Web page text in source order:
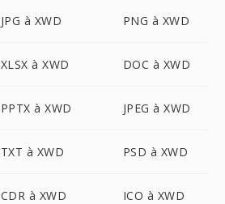
JPG à XWD PNG à XWD
XLSX à XWD DOC à XWD
PPTX à XWD JPEG à XWD
TXT à XWD PSD à XWD
CDR à XWD ICO à XWD